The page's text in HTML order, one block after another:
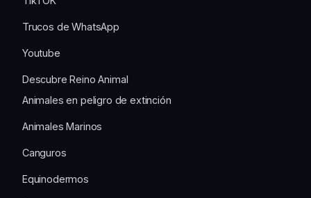
Trucos de WhatsApp
Youtube
Descubre Reino Animal
Animales en peligro de extinción
Animales Marinos
Canguros
Equinodermos